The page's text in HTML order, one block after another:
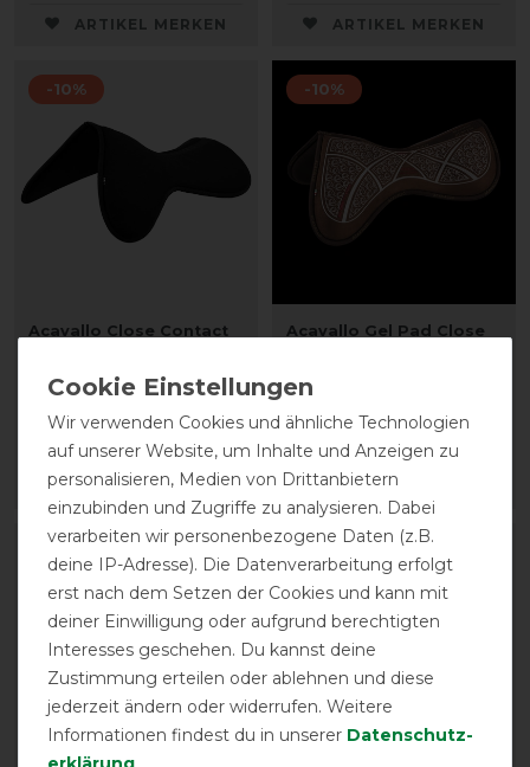
ARTIKEL MERKEN ARTIKEL MERKEN
-10%
Acavallo Close Contact
Woolmark Half Pad
vorher 109,50 €
98,50 € *
ARTIKEL MERKEN
-10%
Acavallo Gel Pad Close
1/2 - braun
vorher 157,00 €
141,30 € *
ARTIKEL MERKEN
Wir verwenden Cookies und ähnliche Technologien
auf unserer Website, um Inhalte und Anzeigen zu
personalisieren, Medien von Drittanbietern
einzubinden und Zugriffe zu analysieren. Dabei
verarbeiten wir personenbezogene Daten (z.B.
deine IP-Adresse). Die Datenverarbeitung erfolgt
erst nach dem Setzen der Cookies und kann mit
deiner Einwilligung oder aufgrund berechtigten
Interesses geschehen. Du kannst deine
Zustimmung erteilen oder ablehnen und diese
jederzeit ändern oder widerrufen. Weitere
Informationen findest du in unserer Daten­schutz­